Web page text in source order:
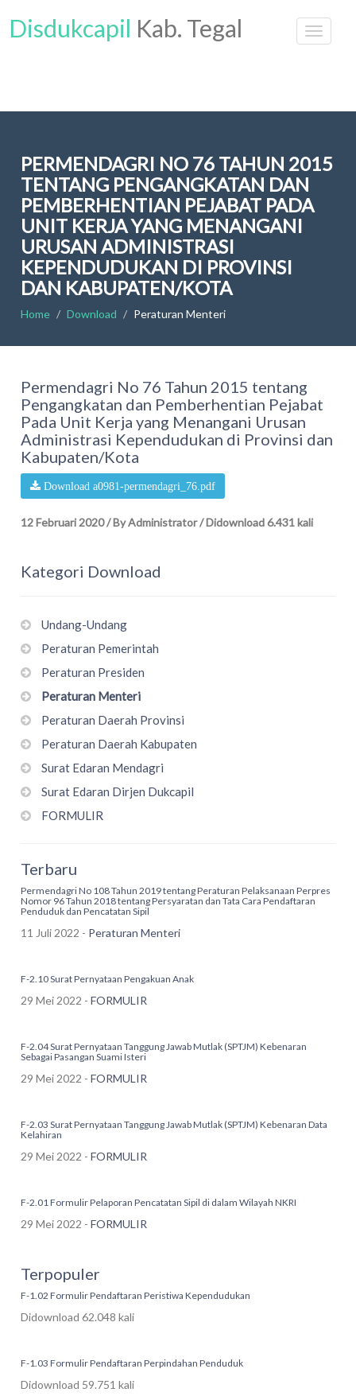
Disdukcapil Kab. Tegal
PERMENDAGRI NO 76 TAHUN 2015
TENTANG PENGANGKATAN DAN
PEMBERHENTIAN PEJABAT PADA
UNIT KERJA YANG MENANGANI
URUSAN ADMINISTRASI
KEPENDUDUKAN DI PROVINSI
DAN KABUPATEN/KOTA
Home Download Peraturan Menteri
Permendagri No 76 Tahun 2015 tentang
Pengangkatan dan Pemberhentian Pejabat
Pada Unit Kerja yang Menangani Urusan
Administrasi Kependudukan di Provinsi dan
Kabupaten/Kota
Download a0981-permendagri_76.pdf
12 Februari 2020/By Administrator/Didownload 6.431 kali
Kategori Download
Undang-Undang
Peraturan Pemerintah
Peraturan Presiden
Peraturan Menteri
Peraturan Daerah Provinsi
Peraturan Daerah Kabupaten
Surat Edaran Mendagri
Surat Edaran Dirjen Dukcapil
FORMULIR
Terbaru
Permendagri No 108 Tahun 2019 tentang Peraturan Pelaksanaan Perpres
Nomor 96 Tahun 2018 tentang Persyaratan dan Tata Cara Pendaftaran
Penduduk dan Pencatatan Sipil
11 Juli 2022 - Peraturan Menteri
F-2.10 Surat Pernyataan Pengakuan Anak
29 Mei 2022 -FORMULIR
F-2.04 Surat Pernyataan Tanggung Jawab Mutlak (SPTJM) Kebenaran
Sebagai Pasangan Suami Isteri
29 Mei 2022 -FORMULIR
F-2.03 Surat Pernyataan Tanggung Jawab Mutlak (SPTJM) Kebenaran Data
Kelahiran
29 Mei 2022 -FORMULIR
F-2.01 Formulir Pelaporan Pencatatan Sipil di dalam Wilayah NKRI
29 Mei 2022 -FORMULIR
Terpopuler
F-1.02 Formulir Pendaftaran Peristiwa Kependudukan
Didownload 62.048 kali
F-1.03 Formulir Pendaftaran Perpindahan Penduduk
Didownload 59.751 kali